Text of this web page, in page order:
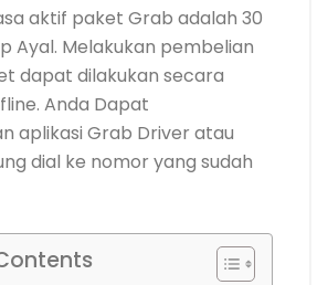
aktif paket Grab adalah 30
Ayal. Melakukan pembelian
dapat dilakukan secara
Anda Dapat
aplikasi Grab Driver atau
dial ke nomor yang sudah